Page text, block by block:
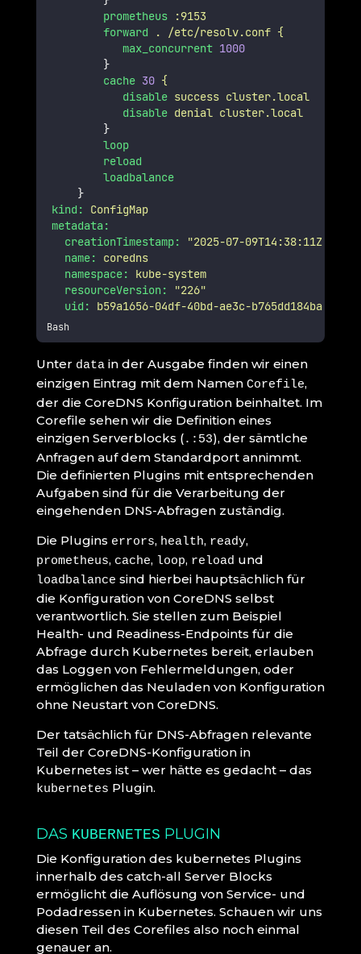
prometheus
:9153
forward
. /etc/resolv.conf {
max_concurrent 1000
        }
cache 30 {
disable success cluster.local
disable denial cluster.local
        }
loop
reload
loadbalance
    }
kind:
ConfigMap
metadata:
creationTimestamp:
"2025-07-09T14:38:11Z"
name:
coredns
namespace:
kube-system
resourceVersion:
"226"
uid:
b59a1656-04df-40bd-ae3c-b765dd184ba0
Bash
Unter datain der Ausgabe finden wir einen
einzigen Eintrag mit dem Namen Corefile,
der die CoreDNS Konfiguration beinhaltet. Im
Corefile sehen wir die Definition eines
einzigen Serverblocks (.:53), der sämtlche
Anfragen auf dem Standardport annimmt.
Die definierten Plugins mit entsprechenden
Aufgaben sind für die Verarbeitung der
eingehenden DNS-Abfragen zuständig.
Die Plugins errors, health, ready,
prometheus, cache, loop, reload und
loadbalance sind hierbei hauptsächlich für
die Konfiguration von CoreDNS selbst
verantwortlich. Sie stellen zum Beispiel
Health- und Readiness-Endpoints für die
Abfrage durch Kubernetes bereit, erlauben
das Loggen von Fehlermeldungen, oder
ermöglichen das Neuladen von Konfiguration
ohne Neustart von CoreDNS.
Der tatsächlich für DNS-Abfragen relevante
Teil der CoreDNS-Konfiguration in
Kubernetes ist – wer hätte es gedacht – das
kubernetes Plugin.
DAS KUBERNETES PLUGIN
Die Konfiguration des kubernetes Plugins
innerhalb des catch-all Server Blocks
ermöglicht die Auflösung von Service- und
Podadressen in Kubernetes. Schauen wir uns
diesen Teil des Corefiles also noch einmal
genauer an.